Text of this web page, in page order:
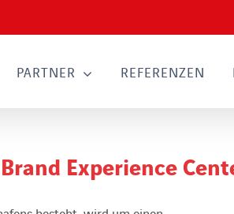
PARTNER REFERENZEN
Experience